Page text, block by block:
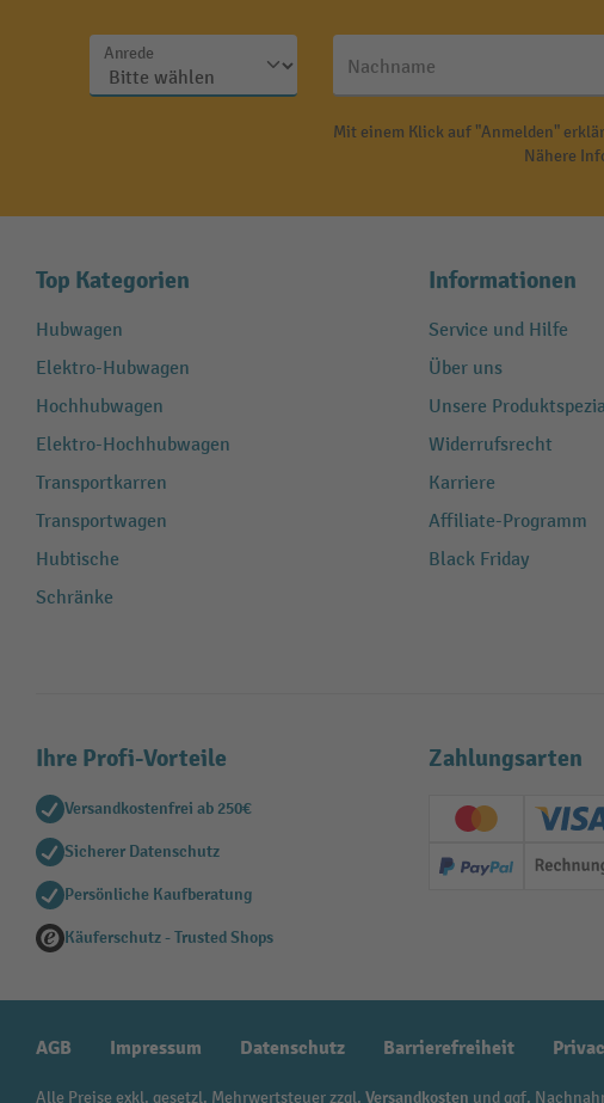
Anrede
Nachname
Mit einem Klick auf "Anmelden"
Nähere
Top Kategorien
Hubwagen
Elektro-Hubwagen
Hochhubwagen
Elektro-Hochhubwagen
Transportkarren
Transportwagen
Hubtische
Schränke
Informationen
Service und Hilfe
Über uns
Unsere
Widerrufsrecht
Karriere
Affiliate-Programm
Black Friday
Ihre Profi-Vorteile
Versandkostenfrei ab 250€
Sicherer Datenschutz
Persönliche Kaufberatung
Käuferschutz - Trusted Shops
Zahlungsarten
Creditcard
PayPal
AGB Impressum Datenschutz Barrierefreiheit
Alle Preise exkl. gesetzl. Mehrwertsteuer zzgl. Versandkosten und ggf.